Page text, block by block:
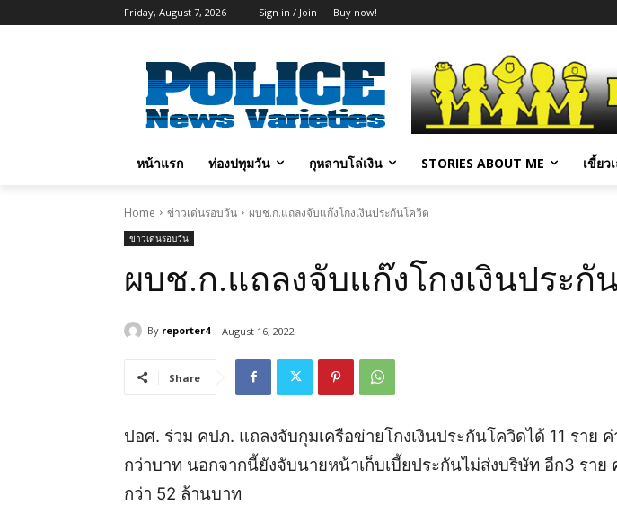
Friday, August 7, 2026 Sign in / Join Buy now!
หน้าแรก ท่องปทุมวัน กุหลาบโล่เงิน STORIES ABOUT ME เขี้ยว
Home ข่าวเด่นรอบวัน ผบช.ก.แถลงจับแก๊งโกงเงินประกันโควิด
ข่าวเด่นรอบวัน
ผบช.ก.แถลงจับแก๊งโกงเงินประกั
By reporter4 August 16, 2022
Share
ปอศ. ร่วม คปภ. แถลงจับกุมเครือข่ายโกงเงินประกันโควิดได้ 11 ราย
กว่าบาท นอกจากนี้ยังจับนายหน้าเก็บเบี้ยประกันไม่ส่งบริษัท อีก3 ราย
กว่า 52 ล้านบาท